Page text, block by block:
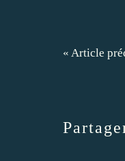
« Article